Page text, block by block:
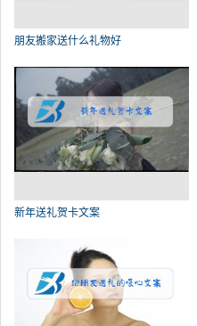
朋友搬家送什么礼物好
新年送礼贺卡文案